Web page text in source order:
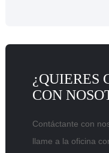
¿QUIERES
CON
Contáctante con
llame a la oficina